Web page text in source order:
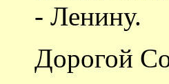
- Ленину.
Дорогой